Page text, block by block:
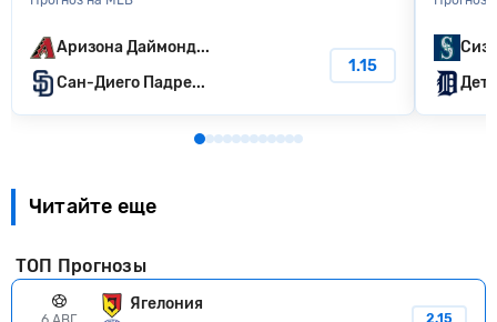
Аризона Даймонд...
Сан-Диего Падре...
1.15
Читайте еще
ТОП Прогнозы
Ягелония
2.15